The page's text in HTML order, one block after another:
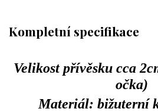
Kompletní specifikace
Velikost přívěsku cca
očka)
Materiál: bižuterní